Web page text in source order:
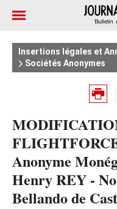
Insertions légales et
Sociétés Anonymes
Anonyme
Henry REY -
Bellando de